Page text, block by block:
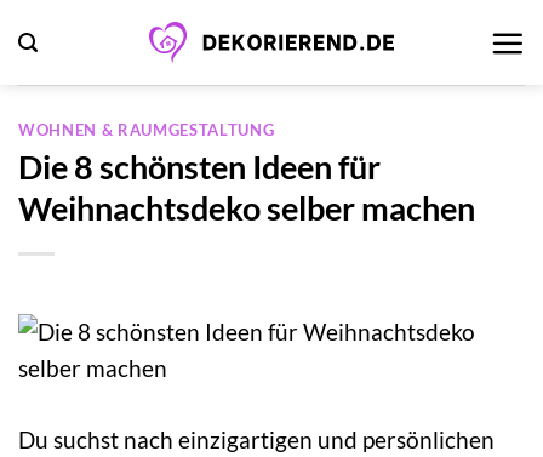
Inhalt
springen
WOHNEN & RAUMGESTALTUNG
Die 8 schönsten Ideen für
Weihnachtsdeko selber machen
Du suchst nach einzigartigen und persönlichen